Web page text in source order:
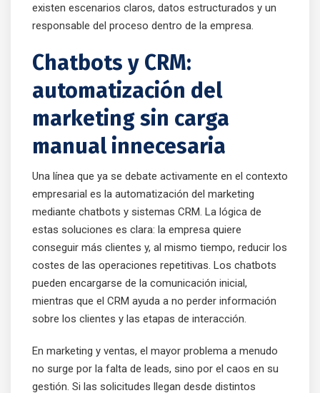
existen escenarios claros, datos estructurados y un
responsable del proceso dentro de la empresa.
Chatbots y CRM:
automatización del
marketing sin carga
manual innecesaria
Una línea que ya se debate activamente en el contexto
empresarial es la automatización del marketing
mediante chatbots y sistemas CRM. La lógica de
estas soluciones es clara: la empresa quiere
conseguir más clientes y, al mismo tiempo, reducir los
costes de las operaciones repetitivas. Los chatbots
pueden encargarse de la comunicación inicial,
mientras que el CRM ayuda a no perder información
sobre los clientes y las etapas de interacción.
En marketing y ventas, el mayor problema a menudo
no surge por la falta de leads, sino por el caos en su
gestión. Si las solicitudes llegan desde distintos